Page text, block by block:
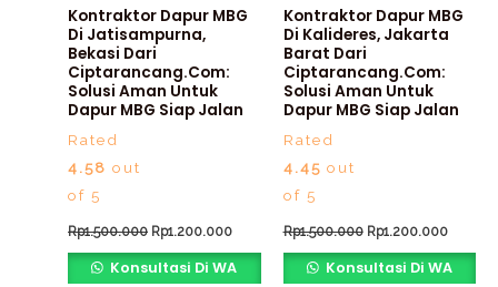
Kontraktor Dapur MBG
Di Jatisampurna,
Bekasi Dari
Ciptarancang.com:
Solusi Aman Untuk
Dapur MBG Siap Jalan
Rated
4.58 out
of 5
Rp1.500.000 Rp1.200.000
Konsultasi Di WA
Kontraktor Dapur MBG
Di Kalideres, Jakarta
Barat Dari
Ciptarancang.com:
Solusi Aman Untuk
Dapur MBG Siap Jalan
Rated
4.45 out
of 5
Rp1.500.000 Rp1.200.000
Konsultasi Di WA